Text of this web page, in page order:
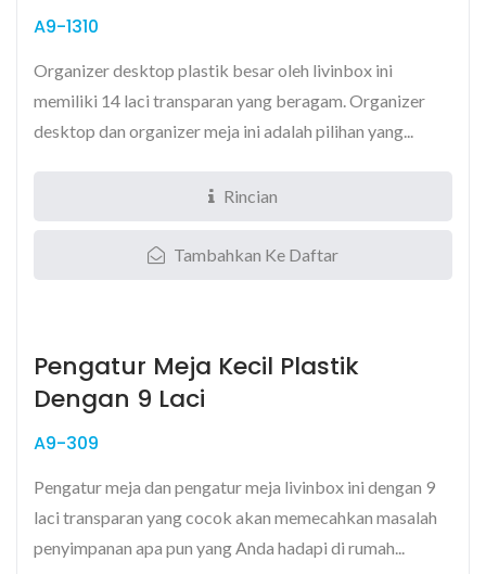
A9-1310
Organizer desktop plastik besar oleh livinbox ini
memiliki 14 laci transparan yang beragam. Organizer
desktop dan organizer meja ini adalah pilihan yang...
Rincian
Tambahkan Ke Daftar
Pengatur Meja Kecil Plastik
Dengan 9 Laci
A9-309
Pengatur meja dan pengatur meja livinbox ini dengan 9
laci transparan yang cocok akan memecahkan masalah
penyimpanan apa pun yang Anda hadapi di rumah...